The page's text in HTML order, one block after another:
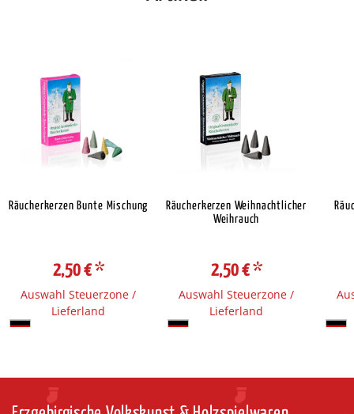
Räucherkerzen Bunte Mischung
2,50 €*
Auswahl Steuerzone /
Lieferland
Räucherkerzen Weihnachtlicher
Weihrauch
2,50 €*
Auswahl Steuerzone /
Lieferland